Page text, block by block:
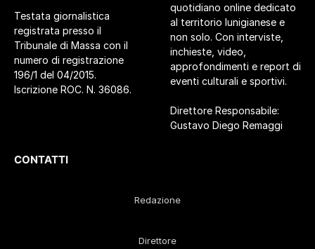
Testata giornalistica
registrata presso il
Tribunale di Massa con il
numero di registrazione
196/1 del 04/2015.
Iscrizione ROC. N. 36086.
quotidiano online dedicato
al territorio lunigianese e
non solo. Con interviste,
inchieste, video,
approfondimenti e report di
eventi culturali e sportivi.
Direttore Responsabile:
Gustavo Diego Remaggi
CONTATTI
Redazione
Direttore